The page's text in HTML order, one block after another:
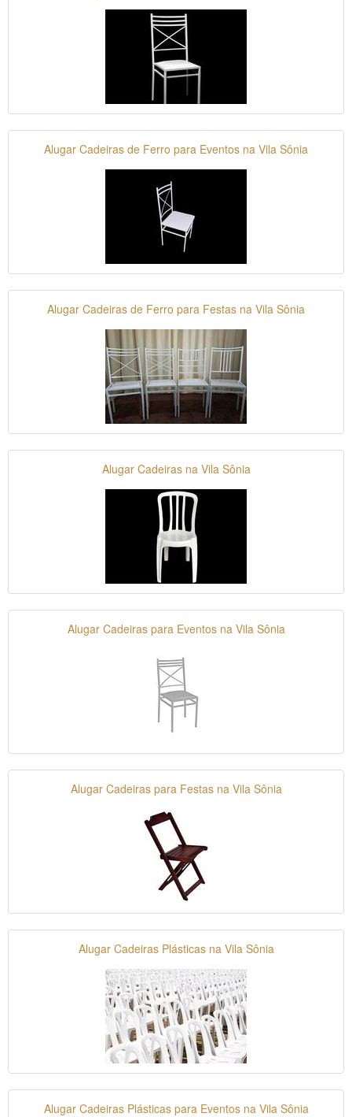
Alugar Cadeiras de Ferro para Eventos na Vila Sônia
Alugar Cadeiras de Ferro para Festas na Vila Sônia
Alugar Cadeiras na Vila Sônia
Alugar Cadeiras para Eventos na Vila Sônia
Alugar Cadeiras para Festas na Vila Sônia
Alugar Cadeiras Plásticas na Vila Sônia
Alugar Cadeiras Plásticas para Eventos na Vila Sônia